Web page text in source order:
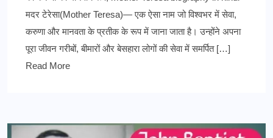
मदर टेरेसा(Mother Teresa)— एक ऐसा नाम जो विश्वभर में सेवा,
करुणा और मानवता के प्रतीक के रूप में जाना जाता है। उन्होंने अपना
पूरा जीवन गरीबों, बीमारों और बेसहारा लोगों की सेवा में समर्पित […]
Read More